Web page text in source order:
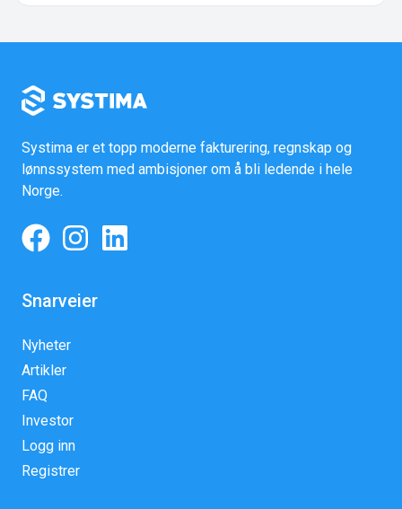
Systima er et topp moderne fakturering, regnskap og
lønnssystem med ambisjoner om å bli ledende i hele
Norge.
Snarveier
Nyheter
Artikler
FAQ
Investor
Logg inn
Registrer